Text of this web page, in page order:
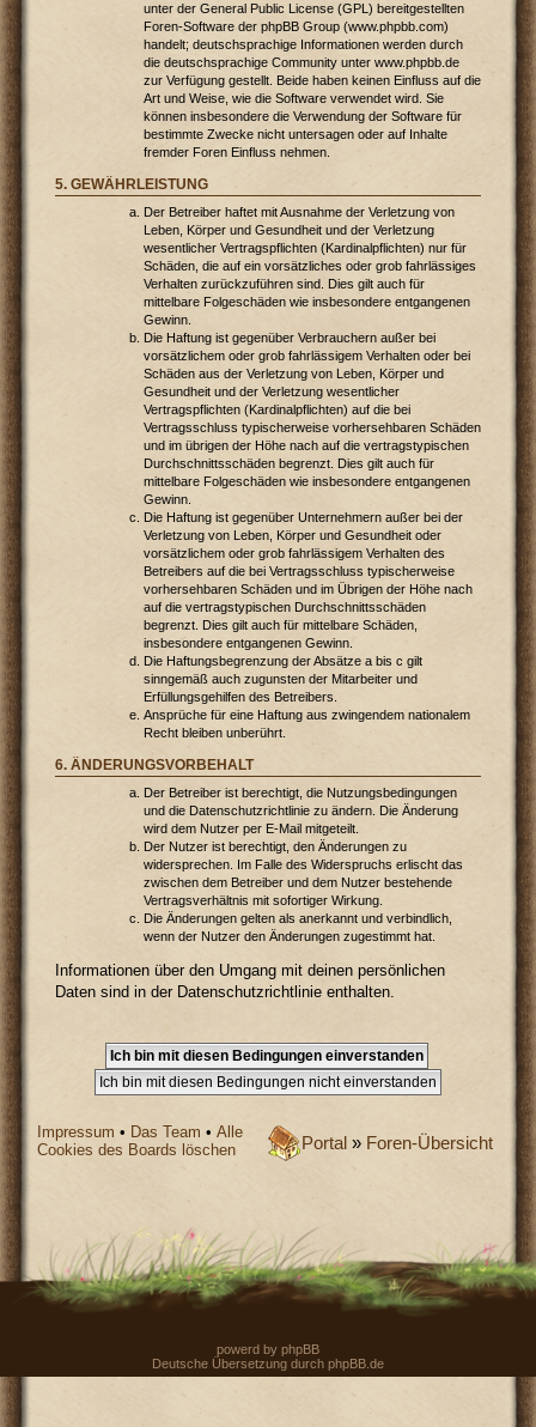
unter der General Public License (GPL) bereitgestellten
Foren-Software der phpBB Group (www.phpbb.com)
handelt; deutschsprachige Informationen werden durch
die deutschsprachige Community unter www.phpbb.de
zur Verfügung gestellt. Beide haben keinen Einfluss auf die
Art und Weise, wie die Software verwendet wird. Sie
können insbesondere die Verwendung der Software für
bestimmte Zwecke nicht untersagen oder auf Inhalte
fremder Foren Einfluss nehmen.
5. GEWÄHRLEISTUNG
Der Betreiber haftet mit Ausnahme der Verletzung von
Leben, Körper und Gesundheit und der Verletzung
wesentlicher Vertragspflichten (Kardinalpflichten) nur für
Schäden, die auf ein vorsätzliches oder grob fahrlässiges
Verhalten zurückzuführen sind. Dies gilt auch für
mittelbare Folgeschäden wie insbesondere entgangenen
Gewinn.
Die Haftung ist gegenüber Verbrauchern außer bei
vorsätzlichem oder grob fahrlässigem Verhalten oder bei
Schäden aus der Verletzung von Leben, Körper und
Gesundheit und der Verletzung wesentlicher
Vertragspflichten (Kardinalpflichten) auf die bei
Vertragsschluss typischerweise vorhersehbaren Schäden
und im übrigen der Höhe nach auf die vertragstypischen
Durchschnittsschäden begrenzt. Dies gilt auch für
mittelbare Folgeschäden wie insbesondere entgangenen
Gewinn.
Die Haftung ist gegenüber Unternehmern außer bei der
Verletzung von Leben, Körper und Gesundheit oder
vorsätzlichem oder grob fahrlässigem Verhalten des
Betreibers auf die bei Vertragsschluss typischerweise
vorhersehbaren Schäden und im Übrigen der Höhe nach
auf die vertragstypischen Durchschnittsschäden
begrenzt. Dies gilt auch für mittelbare Schäden,
insbesondere entgangenen Gewinn.
Die Haftungsbegrenzung der Absätze a bis c gilt
sinngemäß auch zugunsten der Mitarbeiter und
Erfüllungsgehilfen des Betreibers.
Ansprüche für eine Haftung aus zwingendem nationalem
Recht bleiben unberührt.
6. ÄNDERUNGSVORBEHALT
Der Betreiber ist berechtigt, die Nutzungsbedingungen
und die Datenschutzrichtlinie zu ändern. Die Änderung
wird dem Nutzer per E-Mail mitgeteilt.
Der Nutzer ist berechtigt, den Änderungen zu
widersprechen. Im Falle des Widerspruchs erlischt das
zwischen dem Betreiber und dem Nutzer bestehende
Vertragsverhältnis mit sofortiger Wirkung.
Die Änderungen gelten als anerkannt und verbindlich,
wenn der Nutzer den Änderungen zugestimmt hat.
Informationen über den Umgang mit deinen persönlichen
Daten sind in der Datenschutzrichtlinie enthalten.
Portal » Foren-Übersicht
Impressum • Das Team •Alle
Cookies des Boards löschen
powerd by phpBB
Deutsche Übersetzung durch phpBB.de